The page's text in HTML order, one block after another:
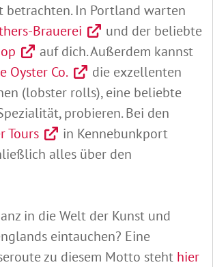
betrachten. In Portland warten
Brauerei
und der beliebte
auf dich. Außerdem kannst
Oyster Co.
die exzellenten
(lobster rolls), eine beliebte
probieren. Bei den
Tours
in Kennebunkport
alles über den
in die Welt der Kunst und
eintauchen? Eine
zu diesem Motto steht hier